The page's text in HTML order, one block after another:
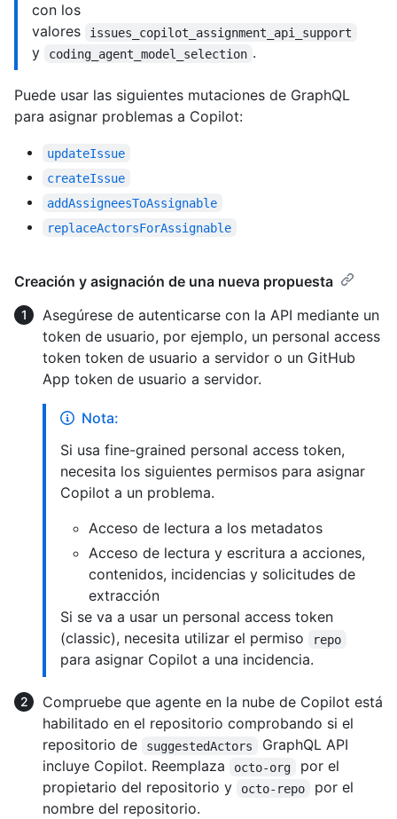
con los
valores
issues_copilot_assignment_api_support
y coding_agent_model_selection .
Puede usar las siguientes mutaciones de GraphQL
para asignar problemas a Copilot:
updateIssue
createIssue
addAssigneesToAssignable
replaceActorsForAssignable
Creación y asignación de una nueva propuesta
Asegúrese de autenticarse con la API mediante un
token de usuario, por ejemplo, un personal access
token token de usuario a servidor o un GitHub
App token de usuario a servidor.
Nota:
Si usa fine-grained personal access token,
necesita los siguientes permisos para asignar
Copilot a un problema.
Acceso de lectura a los metadatos
Acceso de lectura y escritura a acciones,
contenidos, incidencias y solicitudes de
extracción
Si se va a usar un personal access token
(classic), necesita utilizar el permiso
repo
para asignar Copilot a una incidencia.
Compruebe que agente en la nube de Copilot está
habilitado en el repositorio comprobando si el
repositorio de
suggestedActors
GraphQL API
incluye Copilot. Reemplaza
octo-org
por el
propietario del repositorio y
octo-repo
por el
nombre del repositorio.